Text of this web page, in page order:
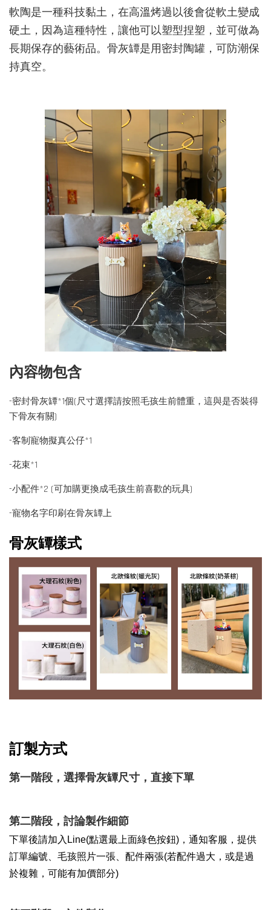
軟陶是一種科技黏土，在高溫烤過以後會從軟土變成
硬土，因為這種特性，讓他可以塑型捏塑，並可做為
長期保存的藝術品。 骨灰罈是用密封陶罐，可防潮保
持真空。
內容物包含
-密封骨灰罈*1個(尺寸選擇請按照毛孩生前體重，這與是否裝得
下骨灰有關)
-客制寵物擬真公仔*1
-花束*1
-小配件*2 (可加購更換成毛孩生前喜歡的玩具)
-寵物名字印刷在骨灰罈上
骨灰罈樣式
訂製方式
第一階段，選擇骨灰罈尺寸，直接下單
第二階段，討論製作細節
下單後請加入Line(點選最上面綠色按鈕)，通知客服，提供
訂單編號、毛孩照片一張、配件兩張(若配件過大，或是過
於複雜，可能有加價部分)